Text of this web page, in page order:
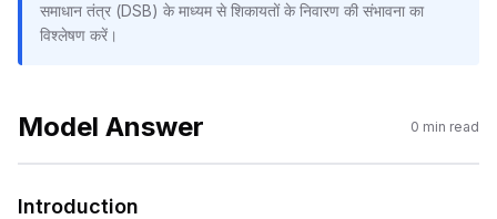
समाधान तंत्र (DSB) के माध्यम से शिकायतों के निवारण की संभावना का
विश्लेषण करें।
Model Answer 0 min read
Introduction